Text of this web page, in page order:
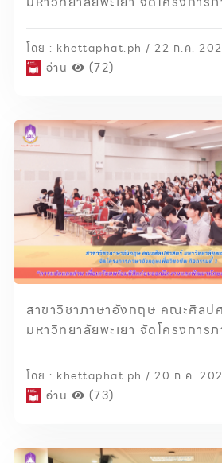
พร้อมนิสิตก่อนออกฝึกงาน
โดย : khettaphat.ph / 22 ก.ค.
อ่าน (72)
สาขาวิชาภาษาอังกฤษ คณะศิลป
มหาวิทยาลัยพะเยา จัดโครงการ
พร้อมนิสิตก่อนออกฝึกงาน และพั
แปลและล่าม
โดย : khettaphat.ph / 20 ก.ค.
อ่าน (73)